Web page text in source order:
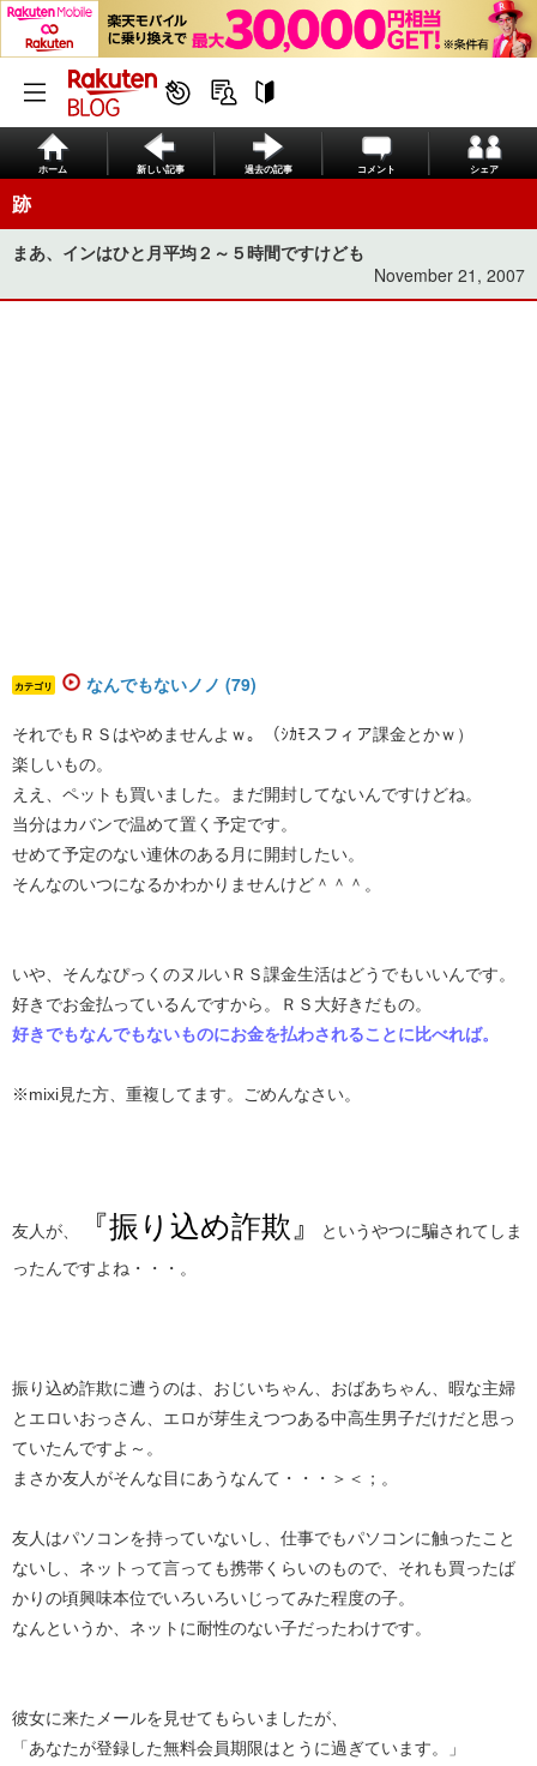
ホーム 新しい記事 過去の記事 コメント シェア
跡
まあ、インはひと月平均２～５時間ですけども
November 21, 2007
カテゴリ なんでもないノノ (79)
それでもＲＳはやめませんよｗ。（ｼｶﾓスフィア課金とかｗ）
楽しいもの。
ええ、ペットも買いました。まだ開封してないんですけどね。
当分はカバンで温めて置く予定です。
せめて予定のない連休のある月に開封したい。
そんなのいつになるかわかりませんけど＾＾＾。
いや、そんなぴっくのヌルいＲＳ課金生活はどうでもいいんです。
好きでお金払っているんですから。ＲＳ大好きだもの。
好きでもなんでもないものにお金を払わされることに比べれば。
※mixi見た方、重複してます。ごめんなさい。
友人が、 『振り込め詐欺』
というやつに騙されてしま
ったんですよね・・・。
振り込め詐欺に遭うのは、おじいちゃん、おばあちゃん、暇な主婦
とエロいおっさん、エロが芽生えつつある中高生男子だけだと思っ
ていたんですよ～。
まさか友人がそんな目にあうなんて・・・＞＜；。
友人はパソコンを持っていないし、仕事でもパソコンに触ったこと
ないし、ネットって言っても携帯くらいのもので、それも買ったば
かりの頃興味本位でいろいろいじってみた程度の子。
なんというか、ネットに耐性のない子だったわけです。
彼女に来たメールを見せてもらいましたが、
「あなたが登録した無料会員期限はとうに過ぎています。」